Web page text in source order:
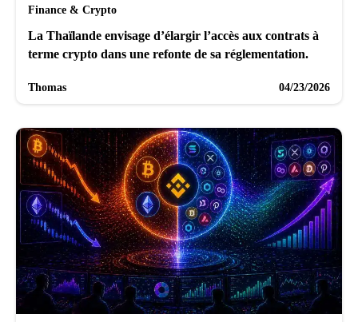
Finance & Crypto
La Thaïlande envisage d’élargir l’accès aux contrats à
terme crypto dans une refonte de sa réglementation.
Thomas 04/23/2026